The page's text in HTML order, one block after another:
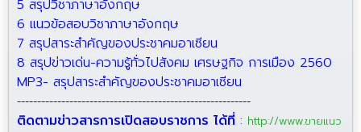
5 สรุปวิชาภาษาอังกฤษ
6 แนวข้อสอบวิชาภาษาอังกฤษ
7 สรุปสาระสำคัญของประชาคมอาเซียน
8 สรุปข่าวเด่น-ความรู้ทั่วไปสังคม เศรษฐกิจ การเมือง 2560
MP3- สรุปสาระสำคัญของประชาคมอาเซียน
----------------------------------------------------------
ติดตามข่าวสารการเปิดสอบราชการ ได้ที่ : http://www.ขายแนว